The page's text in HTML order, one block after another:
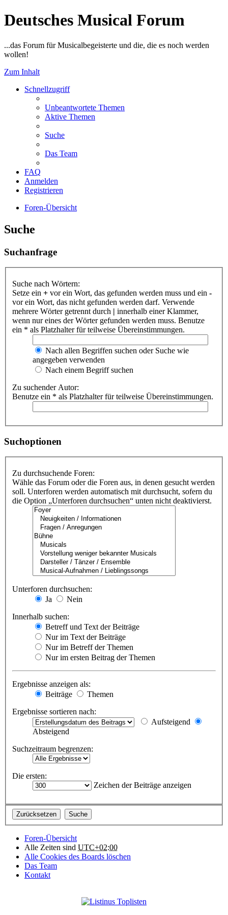
Deutsches Musical Forum
...das Forum für Musicalbegeisterte und die, die es noch werden
wollen!
Zum Inhalt
Schnellzugriff
Unbeantwortete Themen
Aktive Themen
Suche
Das Team
FAQ
Anmelden
Registrieren
Foren-Übersicht
Suche
Suchanfrage
Suche nach Wörtern:
Setze ein + vor ein Wort, das gefunden werden muss und ein -
vor ein Wort, das nicht gefunden werden darf. Verwende
mehrere Wörter getrennt durch | innerhalb einer Klammer,
wenn nur eines der Wörter gefunden werden muss. Benutze
ein * als Platzhalter für teilweise Übereinstimmungen.
Nach allen Begriffen suchen oder Suche wie
angegeben verwenden
Nach einem Begriff suchen
Zu suchender Autor:
Benutze ein * als Platzhalter für teilweise Übereinstimmungen.
Suchoptionen
Zu durchsuchende Foren:
Wähle das Forum oder die Foren aus, in denen gesucht werden
soll. Unterforen werden automatisch mit durchsucht, sofern du
die Option „Unterforen durchsuchen“ unten nicht deaktivierst.
Unterforen durchsuchen:
Ja
Nein
Innerhalb suchen:
Betreff und Text der Beiträge
Nur im Text der Beiträge
Nur im Betreff der Themen
Nur im ersten Beitrag der Themen
Ergebnisse anzeigen als:
Beiträge
Themen
Ergebnisse sortieren nach:
Aufsteigend
Absteigend
Suchzeitraum begrenzen:
Die ersten:
Zeichen der Beiträge anzeigen
Foren-Übersicht
Alle Zeiten sind UTC+02:00
Alle Cookies des Boards löschen
Das Team
Kontakt